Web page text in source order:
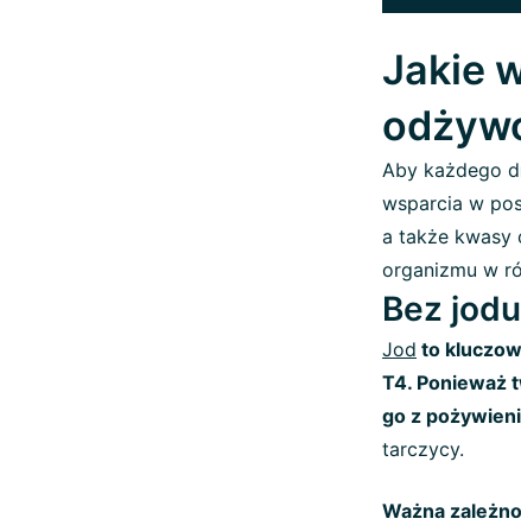
Jakie
Aby każdego
wsparcia w
a także kwasy
organizmu w
Bez
Jod to
T4. Ponieważ
go z
tarczycy.
Ważna